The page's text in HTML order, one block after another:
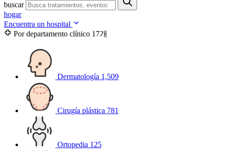
buscar
hogar
Encuentra un hospital
Por departamento clínico 17개
Dermatología 1,509
Cirugía plástica 781
Ortopedia 125